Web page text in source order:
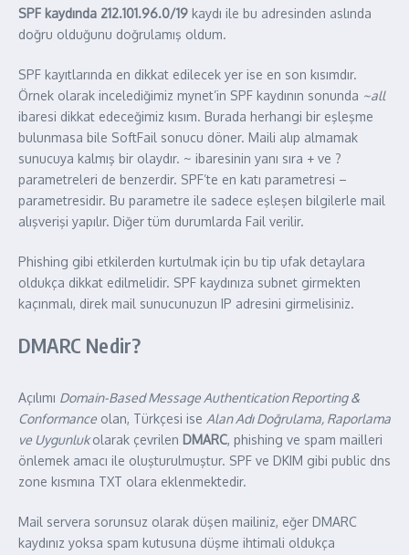
SPF kaydında 212.101.96.0/19 kaydı ile bu adresinden aslında
doğru olduğunu doğrulamış oldum.
SPF kayıtlarında en dikkat edilecek yer ise en son kısımdır.
Örnek olarak incelediğimiz mynet’in SPF kaydının sonunda ~all
ibaresi dikkat edeceğimiz kısım. Burada herhangi bir eşleşme
bulunmasa bile SoftFail sonucu döner. Maili alıp almamak
sunucuya kalmış bir olaydır. ~ ibaresinin yanı sıra + ve ?
parametreleri de benzerdir. SPF’te en katı parametresi –
parametresidir. Bu parametre ile sadece eşleşen bilgilerle mail
alışverişi yapılır. Diğer tüm durumlarda Fail verilir.
Phishing gibi etkilerden kurtulmak için bu tip ufak detaylara
oldukça dikkat edilmelidir. SPF kaydınıza subnet girmekten
kaçınmalı, direk mail sunucunuzun IP adresini girmelisiniz.
DMARC Nedir?
Açılımı Domain-Based Message Authentication Reporting &
Conformance olan, Türkçesi ise Alan Adı Doğrulama, Raporlama
ve Uygunlukolarak çevrilen DMARC, phishing ve spam mailleri
önlemek amacı ile oluşturulmuştur. SPF ve DKIM gibi public dns
zone kısmına TXT olara eklenmektedir.
Mail servera sorunsuz olarak düşen mailiniz, eğer DMARC
kaydınız yoksa spam kutusuna düşme ihtimali oldukça